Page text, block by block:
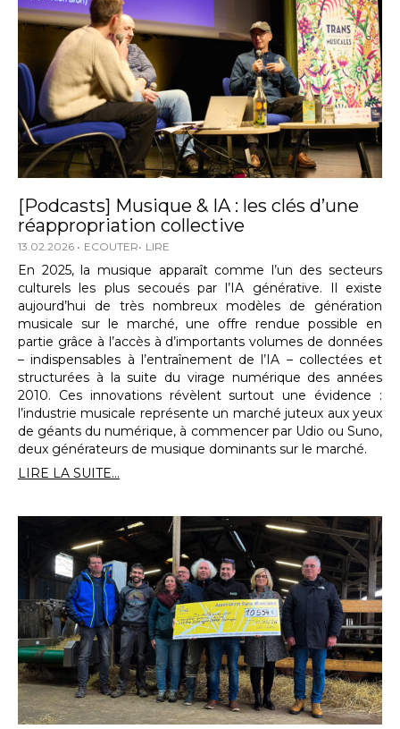
[Podcasts] Musique & IA : les clés d’une
réappropriation collective
13.02.2026 ECOUTER LIRE
En 2025, la musique apparaît comme l’un des secteurs
culturels les plus secoués par l’IA générative. Il existe
aujourd’hui de très nombreux modèles de génération
musicale sur le marché, une offre rendue possible en
partie grâce à l’accès à d’importants volumes de données
– indispensables à l’entraînement de l’IA – collectées et
structurées à la suite du virage numérique des années
2010. Ces innovations révèlent surtout une évidence :
l’industrie musicale représente un marché juteux aux yeux
de géants du numérique, à commencer par Udio ou Suno,
deux générateurs de musique dominants sur le marché.
LIRE LA SUITE...